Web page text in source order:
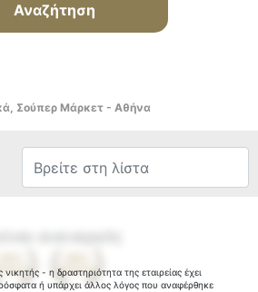
Αναζήτηση
Σούπερ Μάρκετ - Αθήνα
νικητής - η δραστηριότητα της εταιρείας έχει
ή υπάρχει άλλος λόγος που αναφέρθηκε